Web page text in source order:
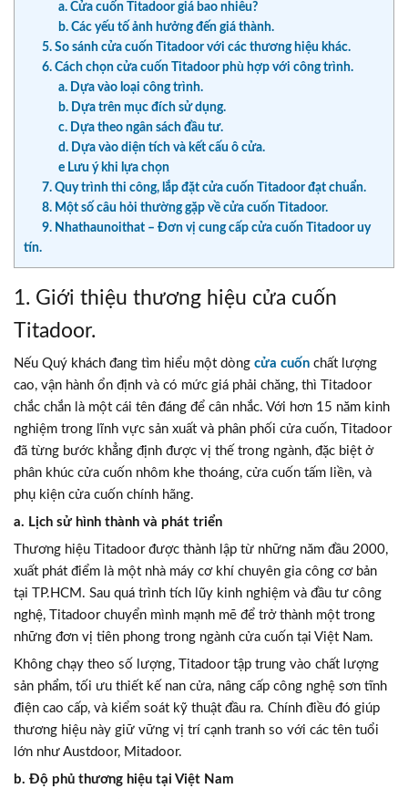
a. Cửa cuốn Titadoor giá bao nhiêu?
b. Các yếu tố ảnh hưởng đến giá thành.
5. So sánh cửa cuốn Titadoor với các thương hiệu khác.
6. Cách chọn cửa cuốn Titadoor phù hợp với công trình.
a. Dựa vào loại công trình.
b. Dựa trên mục đích sử dụng.
c. Dựa theo ngân sách đầu tư.
d. Dựa vào diện tích và kết cấu ô cửa.
e Lưu ý khi lựa chọn
7. Quy trình thi công, lắp đặt cửa cuốn Titadoor đạt chuẩn.
8. Một số câu hỏi thường gặp về cửa cuốn Titadoor.
9. Nhathaunoithat – Đơn vị cung cấp cửa cuốn Titadoor uy
tín.
1. Giới thiệu thương hiệu cửa cuốn
Titadoor.
Nếu Quý khách đang tìm hiểu một dòng cửa cuốn chất lượng
cao, vận hành ổn định và có mức giá phải chăng, thì Titadoor
chắc chắn là một cái tên đáng để cân nhắc. Với hơn 15 năm kinh
nghiệm trong lĩnh vực sản xuất và phân phối cửa cuốn, Titadoor
đã từng bước khẳng định được vị thế trong ngành, đặc biệt ở
phân khúc cửa cuốn nhôm khe thoáng, cửa cuốn tấm liền, và
phụ kiện cửa cuốn chính hãng.
a. Lịch sử hình thành và phát triển
Thương hiệu Titadoor được thành lập từ những năm đầu 2000,
xuất phát điểm là một nhà máy cơ khí chuyên gia công cơ bản
tại TP.HCM. Sau quá trình tích lũy kinh nghiệm và đầu tư công
nghệ, Titadoor chuyển mình mạnh mẽ để trở thành một trong
những đơn vị tiên phong trong ngành cửa cuốn tại Việt Nam.
Không chạy theo số lượng, Titadoor tập trung vào chất lượng
sản phẩm, tối ưu thiết kế nan cửa, nâng cấp công nghệ sơn tĩnh
điện cao cấp, và kiểm soát kỹ thuật đầu ra. Chính điều đó giúp
thương hiệu này giữ vững vị trí cạnh tranh so với các tên tuổi
lớn như Austdoor, Mitadoor.
b. Độ phủ thương hiệu tại Việt Nam